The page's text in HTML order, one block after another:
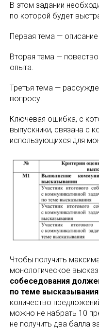
В этом задании
по которой будет
Первая тема —
Вторая тема —
опыта.
Третья тема —
вопросу.
Ключевая ошибка, с
выпускники, связана с
использующихся для
Чтобы получить
монологическое
собеседования
по теме
количество
можно не набрать 10
не получить два балла